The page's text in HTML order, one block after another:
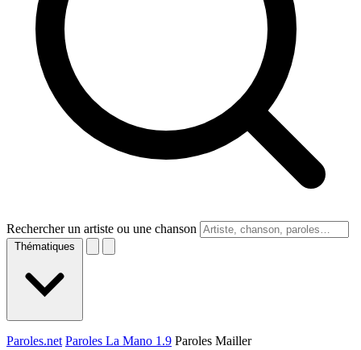
Rechercher un artiste ou une chanson
Thématiques
Paroles.net Paroles La Mano 1.9 Paroles Mailler